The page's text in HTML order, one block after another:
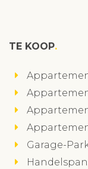
TE KOOP
Garage-